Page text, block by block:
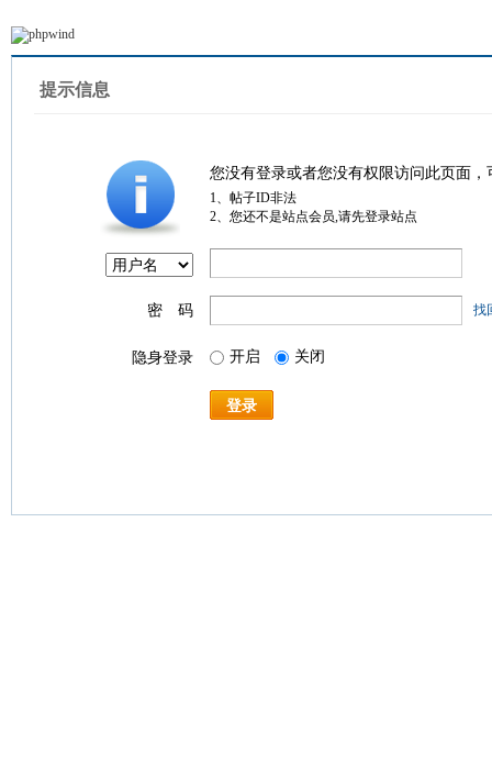
提示信息
您没有登录或者您没有权限访问此页面
1、帖子ID非法
2、您还不是站点会员,请先登录站点
密 码 找
隐身登录 开启 关闭
登录